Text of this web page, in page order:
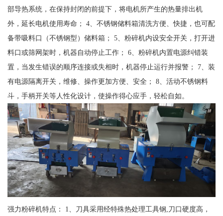
部导热系统，在保持封闭的前提下，将电机所产生的热量排出机
外，延长电机使用寿命； 4、不锈钢储料箱清洗方便、快捷，也可配
备带吸料口（不锈钢型）储料箱； 5、粉碎机内设安全开关，打开进
料口或筛网架时，机器自动停止工作； 6、粉碎机内置电源纠错装
置，当发生错误的顺序连接或失相时，机器停止运行并报警； 7、装
有电源隔离开关，维修、操作更加方便、安全； 8、活动不锈钢料
斗，手柄开关等人性化设计，使操作得心应手，轻松自如。
强力粉碎机特点： 1、刀具采用经特殊热处理工具钢,刀口硬度高，